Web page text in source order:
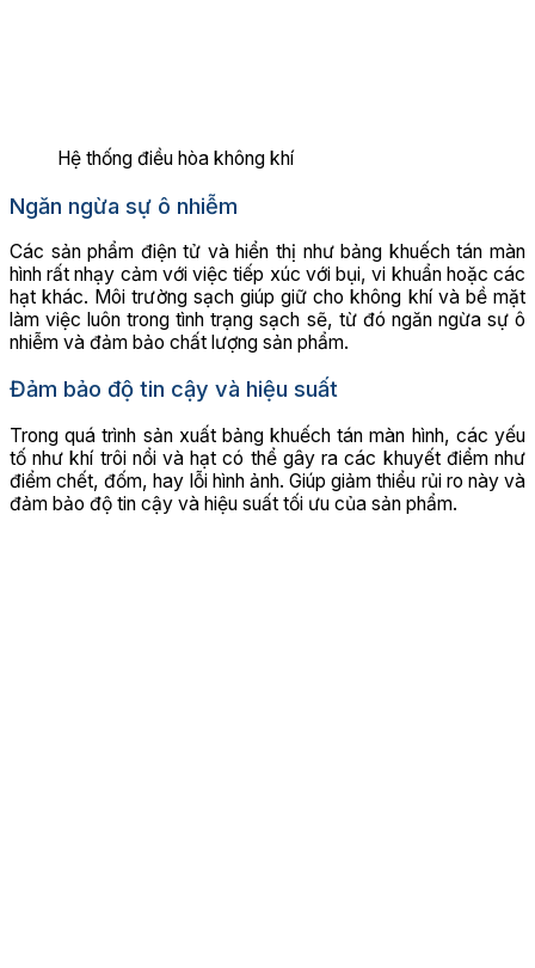
Hệ thống điều hòa không khí
Ngăn ngừa sự ô nhiễm
Các sản phẩm điện tử và hiển thị như bảng khuếch tán màn
hình rất nhạy cảm với việc tiếp xúc với bụi, vi khuẩn hoặc các
hạt khác. Môi trường sạch giúp giữ cho không khí và bề mặt
làm việc luôn trong tình trạng sạch sẽ, từ đó ngăn ngừa sự ô
nhiễm và đảm bảo chất lượng sản phẩm.
Đảm bảo độ tin cậy và hiệu suất
Trong quá trình sản xuất bảng khuếch tán màn hình, các yếu
tố như khí trôi nổi và hạt có thể gây ra các khuyết điểm như
điểm chết, đốm, hay lỗi hình ảnh. Giúp giảm thiểu rủi ro này và
đảm bảo độ tin cậy và hiệu suất tối ưu của sản phẩm.